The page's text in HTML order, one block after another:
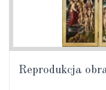
Reprodukcja